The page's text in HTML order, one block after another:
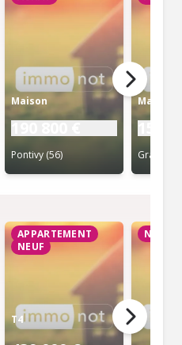
notaire
Maison
Pontivy (56)
Maison
Grand-
APPARTEMENT
NEUF
T4
NEUF